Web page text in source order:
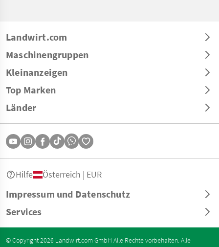
Landwirt.com
Maschinengruppen
Kleinanzeigen
Top Marken
Länder
Impressum und Datenschutz
Services
Hilfe Österreich | EUR
© Copyright 2026 Landwirt.com GmbH Alle Rechte vorbehalten. Alle